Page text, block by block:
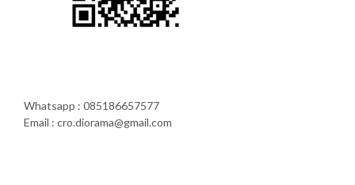
Whatsapp : 085186657577
Email : cro.diorama@gmail.com